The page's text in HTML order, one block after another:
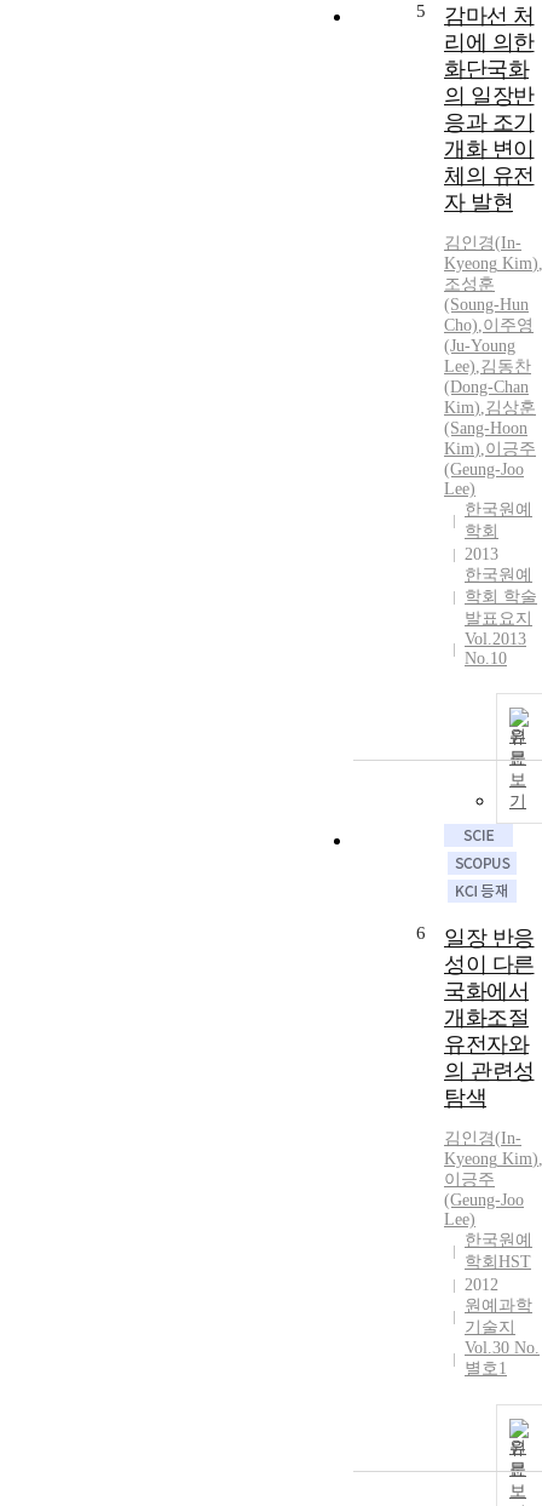
5
감마선 처
리에 의한
화단국화
의 일장반
응과 조기
개화 변이
체의 유전
자 발현
김인경(In-
Kyeong Kim),
조성훈
(Soung-Hun
Cho),이주영
(Ju-Young
Lee),김동찬
(Dong-Chan
Kim),김상훈
(Sang-Hoon
Kim),이긍주
(Geung-Joo
Lee)
한국원예
학회
2013
한국원예
학회 학술
발표요지
Vol.2013
No.10
원
문
보
기
6
일장 반응
성이 다른
국화에서
개화조절
유전자와
의 관련성
탐색
김인경(In-
Kyeong Kim),
이긍주
(Geung-Joo
Lee)
한국원예
학회HST
2012
원예과학
기술지
Vol.30 No.
별호1
원
문
보